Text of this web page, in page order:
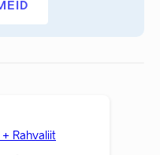
Rahvaliit